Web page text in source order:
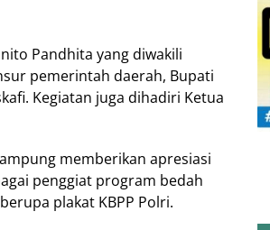
Pandhita yang diwakili
pemerintah daerah, Bupati
Kegiatan juga dihadiri Ketua
memberikan apresiasi
penggiat program bedah
plakat KBPP Polri.